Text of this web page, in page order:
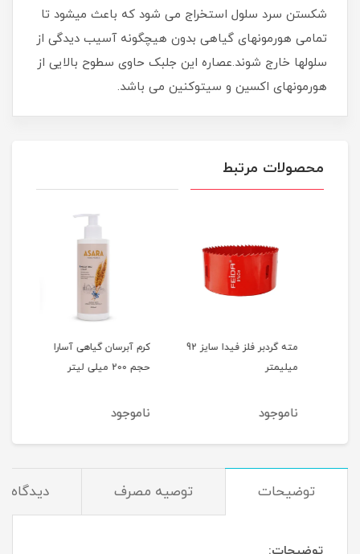
شکستن سرد سلول استخراج می شود که باعث میشود تا
تمامی هورمونهای گیاهی بدون هیچگونه آسیب دیدگی از
سلولها خارج شوند.عصاره این جلبک حاوی سطوح بالایی از
هورمونهای اکسین و سیتوکنین می باشد.
محصولات مرتبط
مته گردبر فلز فیدا سایز 92
میلیمتر
ناموجود
کرم آبرسان گیاهی آسارا
حجم 200 میلی لیتر
ناموجود
توضیحات توصیه مصرف